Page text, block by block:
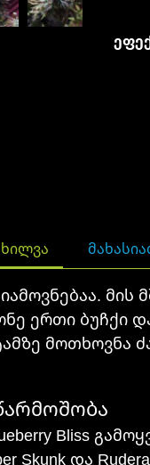
მის
ერთი ბუჩქი
Bliss
Skunk და